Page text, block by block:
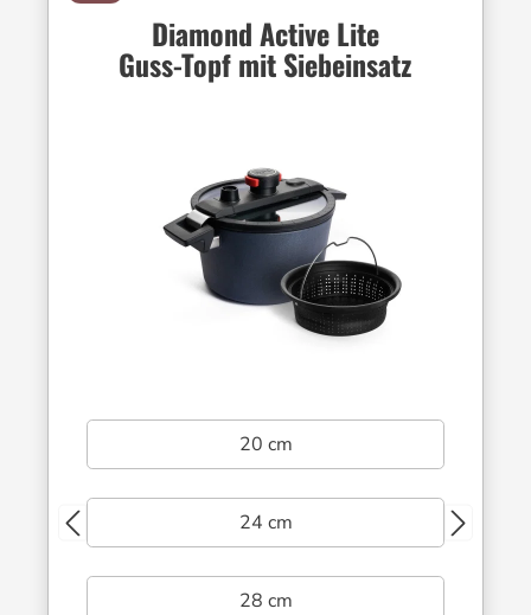
Diamond Active Lite
Guss-Topf mit Siebeinsatz
20 cm
24 cm
28 cm